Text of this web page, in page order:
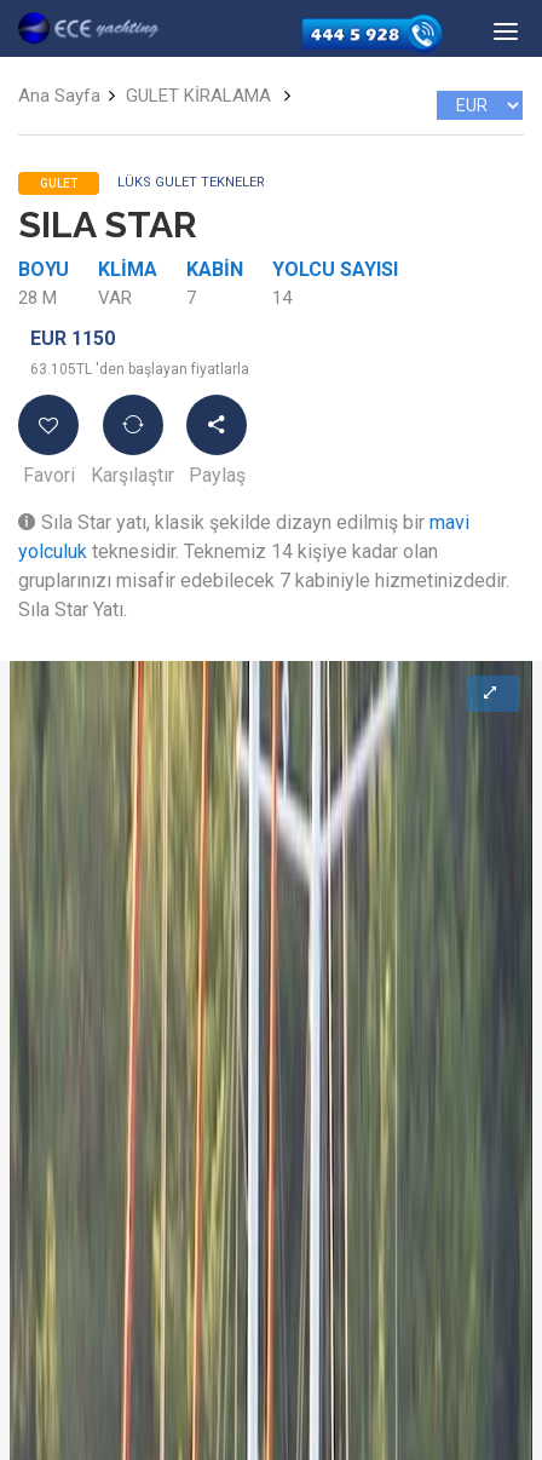
Ana Sayfa GULET KİRALAMA
GULET LÜKS GULET TEKNELER
SILA STAR
BOYU
28 M
KLIMA
VAR
KABIN
7
YOLCU SAYISI
14
EUR 1150
63.105TL 'den başlayan fiyatlarla
Favori Karşılaştır Paylaş
Sıla Star yatı, klasik şekilde dizayn edilmiş bir mavi
yolculuk teknesidir. Teknemiz 14 kişiye kadar olan
gruplarınızı misafir edebilecek 7 kabiniyle hizmetinizdedir.
Sıla Star Yatı.